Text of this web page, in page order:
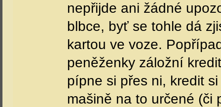
nepřijde ani žádné
blbce, byť se tohle dá
kartou ve voze.
peněženky záložní
pípne si přes ni, kredit
mašině na to určené (či